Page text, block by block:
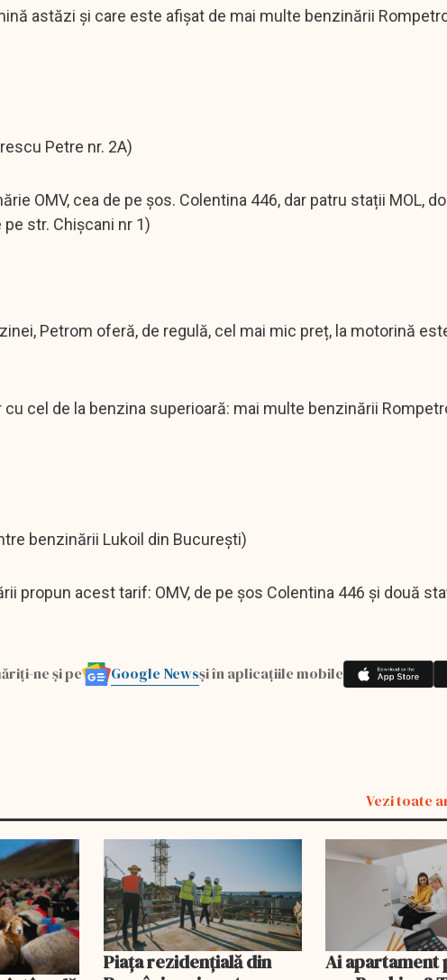
astăzi și care este afișat de mai multe benzinării
Petre nr. 2A)
OMV, cea de pe șos. Colentina 446, dar patru stații MOL,
str. Chișcani nr 1)
Petrom oferă, de regulă, cel mai mic preț, la motorină
cel de la benzina superioară: mai multe benzinării
benzinării Lukoil din București)
propun acest tarif: OMV, de pe șos Colentina 446 și două
ne și pe Google Newsși în aplicațiile mobile
Vezi toate
Piața rezidențială din
Ai apartament